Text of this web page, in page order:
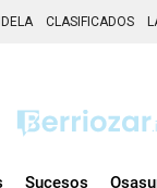
CLASIFICADOS
Sucesos